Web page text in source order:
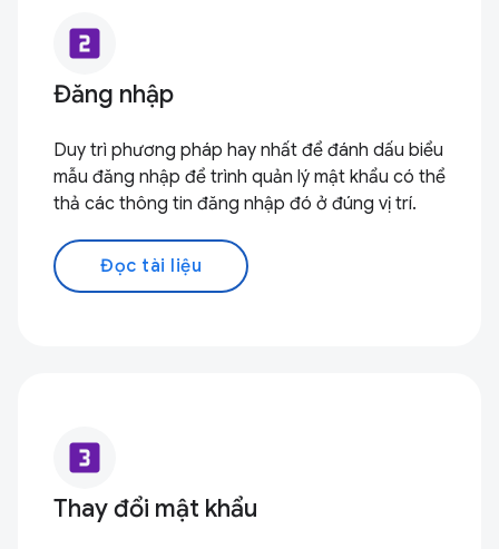
looks_two
Đăng nhập
Duy trì phương pháp hay nhất để đánh dấu biểu
mẫu đăng nhập để trình quản lý mật khẩu có thể
thả các thông tin đăng nhập đó ở đúng vị trí.
Đọc tài liệu
looks_3
Thay đổi mật khẩu